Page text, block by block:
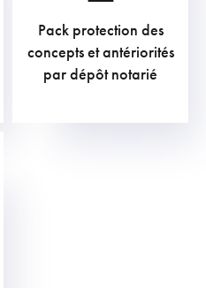
Pack protection des
concepts et antériorités
par dépôt notarié
211,75€